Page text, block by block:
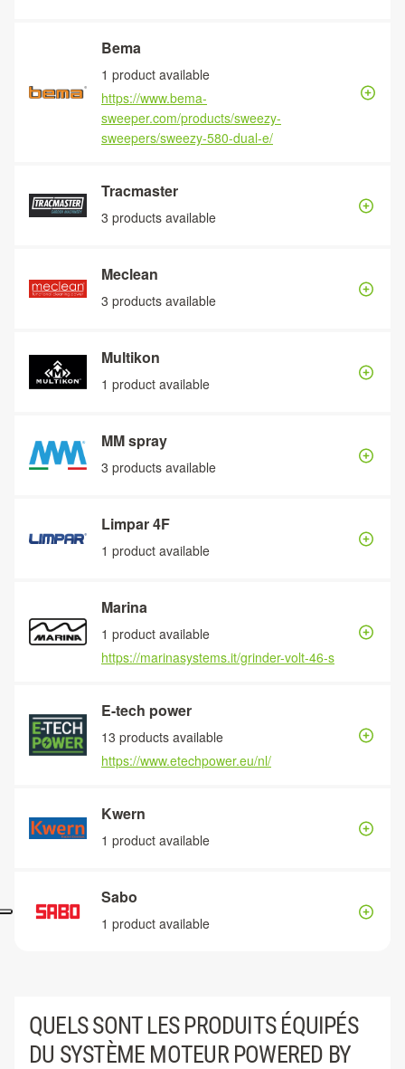
Bema
1 product available
https://www.bema-
sweeper.com/products/sweezy-
sweepers/sweezy-580-dual-e/
Tracmaster
3 products available
Meclean
3 products available
Multikon
1 product available
MM spray
3 products available
Limpar 4F
1 product available
Marina
1 product available
https://marinasystems.it/grinder-volt-46-s
E-tech power
13 products available
https://www.etechpower.eu/nl/
Kwern
1 product available
Sabo
1 product available
QUELS SONT LES PRODUITS ÉQUIPÉS
DU SYSTÈME MOTEUR POWERED BY